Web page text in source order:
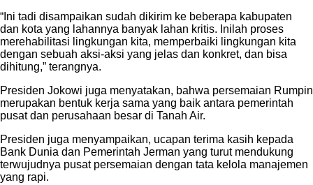
“Ini tadi disampaikan sudah dikirim ke beberapa kabupaten
dan kota yang lahannya banyak lahan kritis. Inilah proses
merehabilitasi lingkungan kita, memperbaiki lingkungan kita
dengan sebuah aksi-aksi yang jelas dan konkret, dan bisa
dihitung,” terangnya.
Presiden Jokowi juga menyatakan, bahwa persemaian Rumpin
merupakan bentuk kerja sama yang baik antara pemerintah
pusat dan perusahaan besar di Tanah Air.
Presiden juga menyampaikan, ucapan terima kasih kepada
Bank Dunia dan Pemerintah Jerman yang turut mendukung
terwujudnya pusat persemaian dengan tata kelola manajemen
yang rapi.